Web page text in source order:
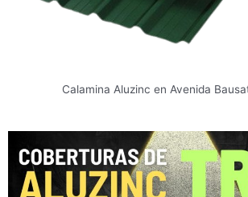
Calamina Aluzinc en Avenida